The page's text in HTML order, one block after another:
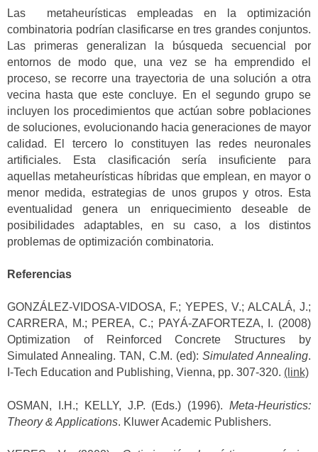
Las metaheurísticas empleadas en la optimización
combinatoria podrían clasificarse en tres grandes conjuntos.
Las primeras generalizan la búsqueda secuencial por
entornos de modo que, una vez se ha emprendido el
proceso, se recorre una trayectoria de una solución a otra
vecina hasta que este concluye. En el segundo grupo se
incluyen los procedimientos que actúan sobre poblaciones
de soluciones, evolucionando hacia generaciones de mayor
calidad. El tercero lo constituyen las redes neuronales
artificiales. Esta clasificación sería insuficiente para
aquellas metaheurísticas híbridas que emplean, en mayor o
menor medida, estrategias de unos grupos y otros. Esta
eventualidad genera un enriquecimiento deseable de
posibilidades adaptables, en su caso, a los distintos
problemas de optimización combinatoria.
Referencias
GONZÁLEZ-VIDOSA-VIDOSA, F.; YEPES, V.; ALCALÁ, J.;
CARRERA, M.; PEREA, C.; PAYÁ-ZAFORTEZA, I. (2008)
Optimization of Reinforced Concrete Structures by
Simulated Annealing. TAN, C.M. (ed): Simulated Annealing.
I-Tech Education and Publishing, Vienna, pp. 307-320. (link)
OSMAN, I.H.; KELLY, J.P. (Eds.) (1996). Meta-Heuristics:
Theory & Applications. Kluwer Academic Publishers.